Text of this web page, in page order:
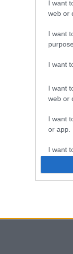
I want
web or
I want
I want
I want
web or
I want
or app.
I want
I want
az érdeklődőket a
az idei évben,
tematikus
és Fák
intézmény várja
- hangzott el a
Szövetsége